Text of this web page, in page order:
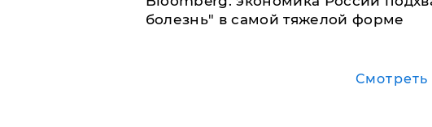
болезнь" в самой тяжелой форме